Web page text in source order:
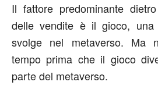
Il fattore predominante
delle vendite è il gioco,
svolge nel metaverso. Ma
tempo prima che il gioco
parte del metaverso.